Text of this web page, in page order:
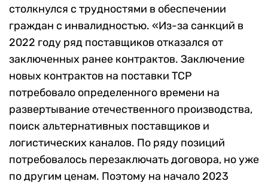
столкнулся с трудностями в обеспечении
граждан с инвалидностью. «Из-за санкций в
2022 году ряд поставщиков отказался от
заключенных ранее контрактов. Заключение
новых контрактов на поставки ТСР
потребовало определенного времени на
развертывание отечественного производства,
поиск альтернативных поставщиков и
логистических каналов. По ряду позиций
потребовалось перезаключать договора, но уже
по другим ценам. Поэтому на начало 2023